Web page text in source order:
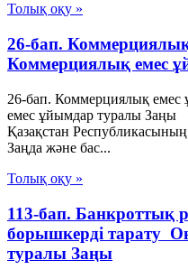
Толық оқу »
26-бап.
Коммерциялық емес
26-бап. Коммерциялық
емес ұйымдар туралы
Қазақстан
Заңда және бас...
Толық оқу »
113-бап. Банкроттық
борышкерді тарату
туралы Заңы